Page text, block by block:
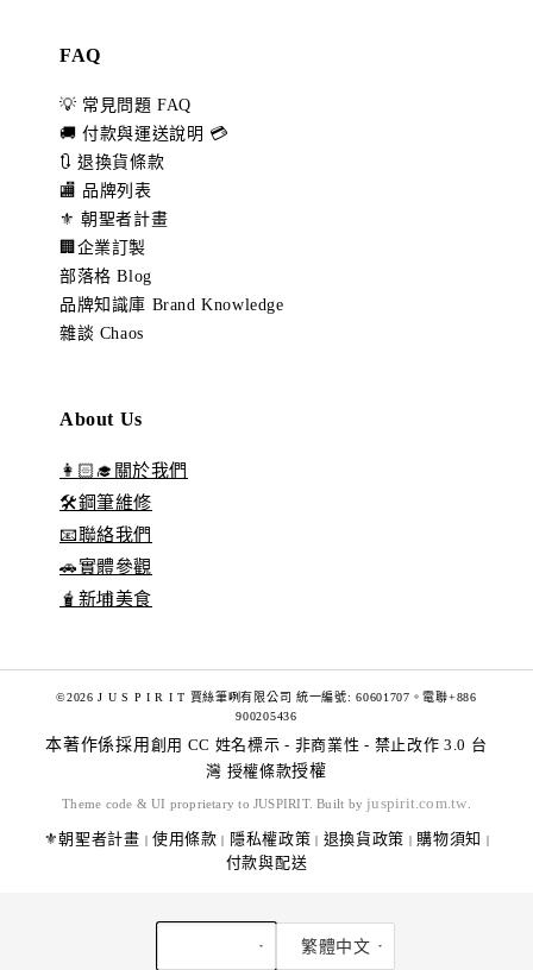
FAQ
💡 常見問題 FAQ
🚚 付款與運送說明 💳
🔃 退換貨條款
🏬 品牌列表
⚜️ 朝聖者計畫
🏢企業訂製
部落格 Blog
品牌知識庫 Brand Knowledge
雜談 Chaos
About Us
👩🏻‍🎓關於我們
🛠️鋼筆維修
📧聯絡我們
🚗實體參觀
🧋新埔美食
©2026 J U S P I R I T 賈絲筆咧有限公司 統一編號: 60601707。電聯+886
900205436
本著作係採用 創用 CC 姓名標示 - 非商業性 - 禁止改作 3.0 台
灣 授權條款授權
Theme code & UI proprietary to JUSPIRIT. Built by juspirit.com.tw
⚜️朝聖者計畫 | 使用條款 | 隱私權政策 | 退換貨政策 | 購物須知 |
付款與配送